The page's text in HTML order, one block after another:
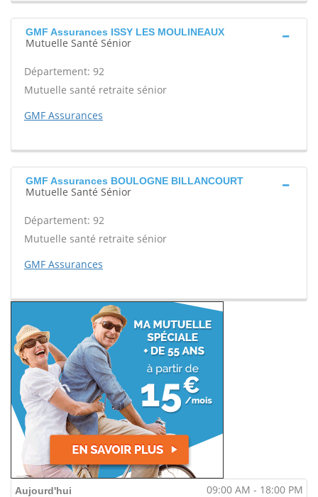
GMF Assurances ISSY LES MOULINEAUX
Mutuelle Santé Sénior
Département: 92
Mutuelle santé retraite sénior
GMF Assurances
GMF Assurances BOULOGNE BILLANCOURT
Mutuelle Santé Sénior
Département: 92
Mutuelle santé retraite sénior
GMF Assurances
Aujourd'hui 09:00 AM - 18:00 PM